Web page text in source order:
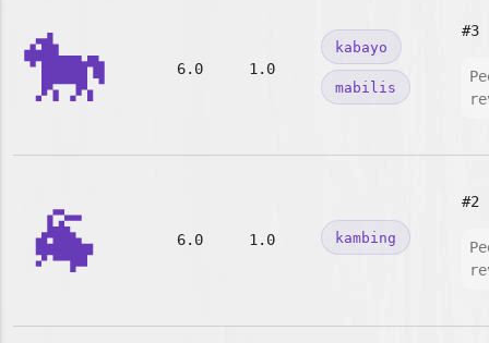
🐎 6.0 1.0
kabayo
mabilis
#3
🐐 6.0 1.0 kambing
#2